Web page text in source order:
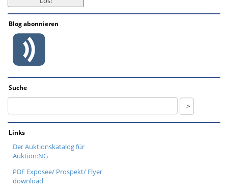
Blog abonnieren
Suche
Links
Der Auktionskatalog für
Auktion:NG
PDF Exposee/ Prospekt/ Flyer
download